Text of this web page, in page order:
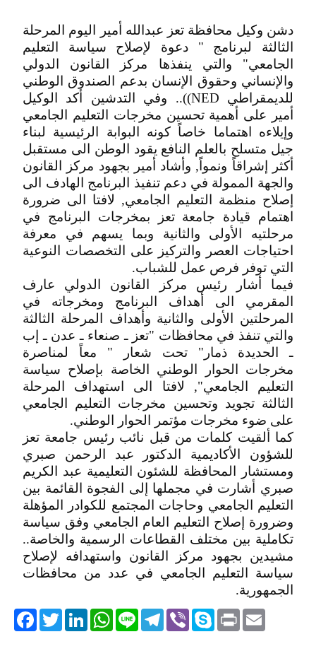
دشن وكيل محافظة تعز عبدالله أمير اليوم المرحلة
الثالثة لبرنامج " دعوة لإصلاح سياسة التعليم
الجامعي" والتي ينفذها مركز القانون الدولي
والإنساني وحقوق الإنسان بدعم الصندوق الوطني
للديمقراطي NED)).. وفي التدشين أكد الوكيل
أمير على أهمية تحسين مخرجات التعليم الجامعي
وإيلاءه اهتماما خاصاً كونه البوابة الرئيسية لبناء
جيل متسلح بالعلم النافع يقود الوطن الى مستقبل
أكثر إشراقاً ونمواً, وأشاد أمير بجهود مركز القانون
والجهة الممولة في دعم تنفيذ البرنامج الهادف الى
إصلاح منظمة التعليم الجامعي, لافتا الى ضرورة
اهتمام قيادة جامعة تعز بمخرجات البرنامج في
مرحلتيه الأولى والثانية وبما يسهم في معرفة
احتياجات العصر والتركيز على التخصصات النوعية
التي توفر فرص عمل للشباب.
فيما أشار رئيس مركز القانون الدولي عارف
المقرمي الى أهداف البرنامج ومخرجاته في
المرحلتين الأولى والثانية وأهداف المرحلة الثالثة
والتي تنفذ في محافظات "تعز ـ صنعاء ـ عدن ـ إب
ـ الحديدة ذمار" تحت شعار " معاً لمناصرة
مخرجات الحوار الوطني الخاصة بإصلاح سياسة
التعليم الجامعي", لافتا الى استهداف المرحلة
الثالثة تجويد وتحسين مخرجات التعليم الجامعي
على ضوء مخرجات مؤتمر الحوار الوطني.
كما ألقيت كلمات من قبل نائب رئيس جامعة تعز
للشؤون الأكاديمية الدكتور عبد الرحمن صبري
ومستشار المحافظة للشئون التعليمية عبد الكريم
صبري أشارت في مجملها إلى الفجوة القائمة بين
التعليم الجامعي وحاجات المجتمع للكوادر المؤهلة
وضرورة إصلاح التعليم العام الجامعي وفق سياسة
تكاملية بين مختلف القطاعات الرسمية والخاصة..
مشيدين بجهود مركز القانون واستهدافه لإصلاح
سياسة التعليم الجامعي في عدد من محافظات
الجمهورية.
TwitterLinkedIn
WhatsApp Line
Telegram ViberSkype PrintEmail